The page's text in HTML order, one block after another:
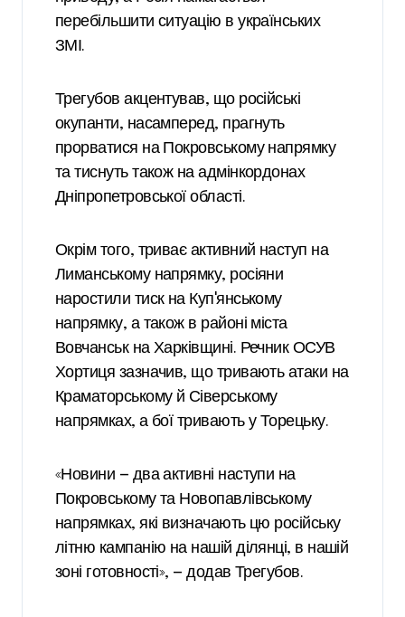
перебільшити ситуацію в українських
ЗМІ.
Трегубов акцентував, що російські
окупанти, насамперед, прагнуть
прорватися на Покровському напрямку
та тиснуть також на адмінкордонах
Дніпропетровської області.
Окрім того, триває активний наступ на
Лиманському напрямку, росіяни
наростили тиск на Купʼянському
напрямку, а також в районі міста
Вовчанськ на Харківщині. Речник ОСУВ
Хортиця зазначив, що тривають атаки на
Краматорському й Сіверському
напрямках, а бої тривають у Торецьку.
«Новини — два активні наступи на
Покровському та Новопавлівському
напрямках, які визначають цю російську
літню кампанію на нашій ділянці, в нашій
зоні готовності», — додав Трегубов.